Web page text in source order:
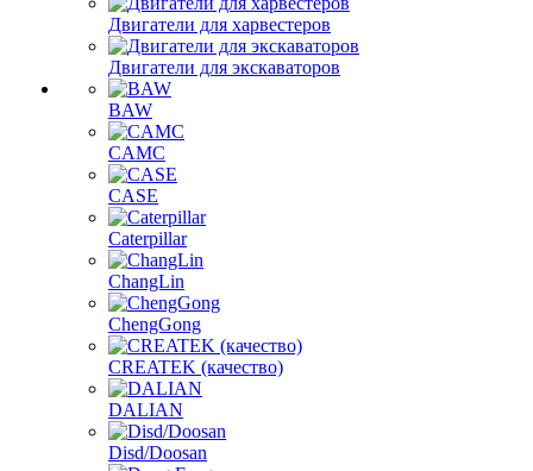
Двигатели для харвестеров
Двигатели для экскаваторов
BAW
CAMC
CASE
Caterpillar
ChangLin
ChengGong
CREATEK (качество)
DALIAN
Disd/Doosan